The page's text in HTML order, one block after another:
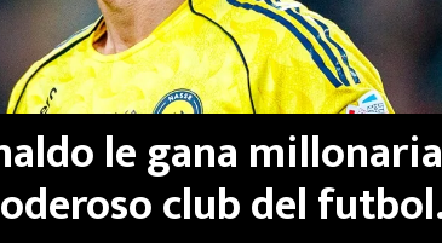
le gana millonaria
club del futbol